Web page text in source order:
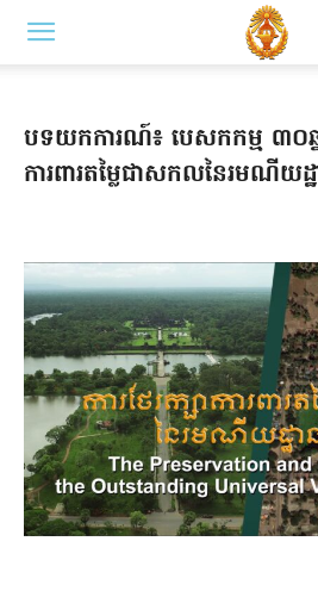
បទយកការណ៍៖ បេសកកម្ម ៣០ឆ្នាំ
ការពារតម្លៃជាសកលនៃរមណីយដ្ឋ